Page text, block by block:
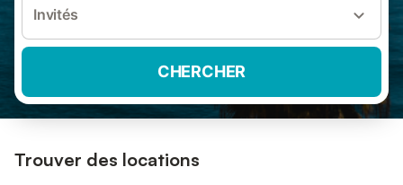
Invités
CHERCHER
Trouver des locations